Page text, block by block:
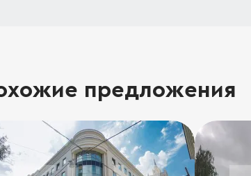
предложения